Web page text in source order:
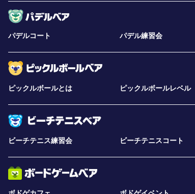
パデルコート パデル練習会
ピックルボールとは ピックルボールレベル
ビーチテニス練習会 ビーチテニスコート